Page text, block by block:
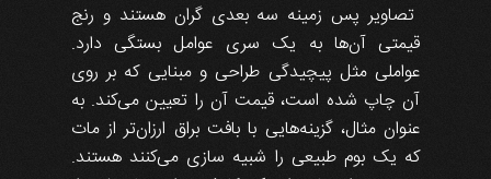
تصاویر پس زمینه سه بعدی گران هستند و رنج
قیمتی آن‌ها به یک سری عوامل بستگی دارد.
عواملی مثل پیچیدگی طراحی و مبنایی که بر روی
آن چاپ شده است، قیمت آن را تعیین می‌کند. به
عنوان مثال، گزینه‌هایی با بافت براق ارزان‌تر از مات
که یک بوم طبیعی را شبیه سازی می‌کنند هستند.